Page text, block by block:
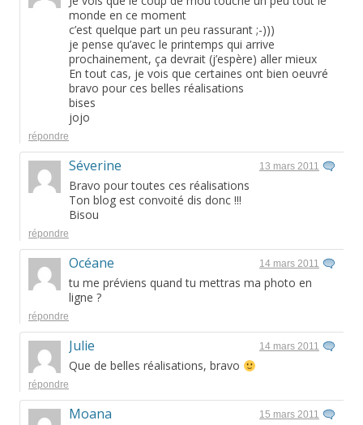
monde en ce moment
c’est quelque part un peu rassurant ;-)))
je pense qu’avec le printemps qui arrive
prochainement, ça devrait (j’espère) aller mieux
En tout cas, je vois que certaines ont bien oeuvré
bravo pour ces belles réalisations
bises
jojo
répondre
Séverine 13 mars 2011
Bravo pour toutes ces réalisations
Ton blog est convoité dis donc !!!
Bisou
répondre
Océane 14 mars 2011
tu me préviens quand tu mettras ma photo en
ligne ?
répondre
Julie 14 mars 2011
Que de belles réalisations, bravo
répondre
Moana 15 mars 2011